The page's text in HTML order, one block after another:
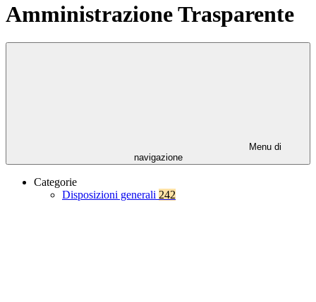
Amministrazione Trasparente
Menu di
navigazione
Categorie
Disposizioni generali 242